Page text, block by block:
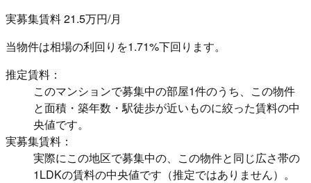
実募集賃料 21.5万円/月
当物件は相場の利回りを1.71%下回ります。
推定賃料：
このマンションで募集中の部屋1件のうち、この物件
と面積・築年数・駅徒歩が近いものに絞った賃料の中
央値です。
実募集賃料：
実際にこの地区で募集中の、この物件と同じ広さ帯の
1LDKの賃料の中央値です（推定ではありません）。